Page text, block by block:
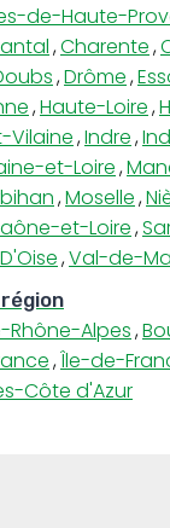
de-Haute-
,Charente,
,Drôme,
,Haute-Loire,
Vilaine,Indre,
et-Loire,
,Moselle,
et-Loire,
,Val-de-
Rhône-Alpes,
,Île-de-
Côte d'Azur